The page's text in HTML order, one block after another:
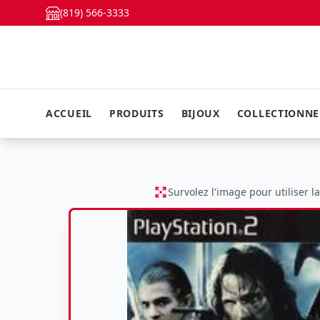
(819) 566-3333
ACCUEIL PRODUITS BIJOUX
Survolez l'image pour utiliser